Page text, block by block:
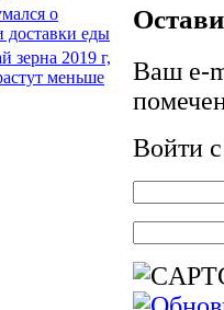
о
доставки еды
зерна 2019 г,
меньше
Ваш e-
Войти